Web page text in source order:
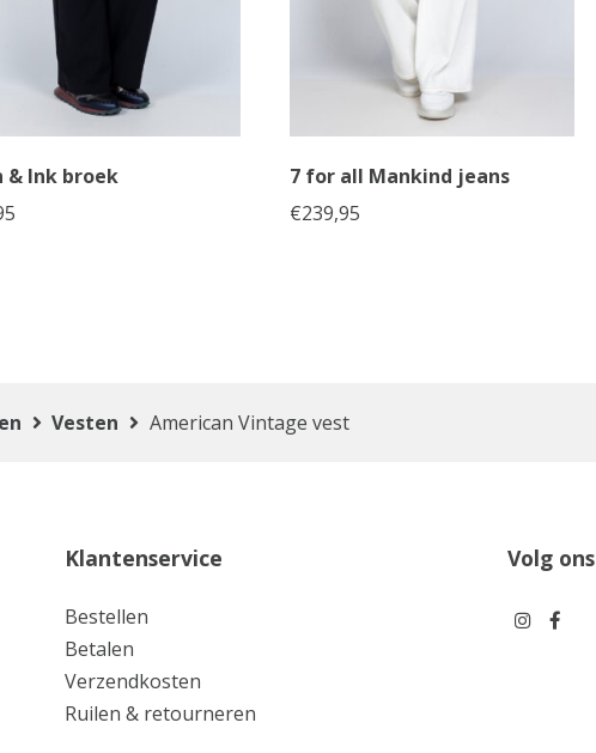
& Ink broek
7 for all Mankind jeans
€239,95
Vesten American Vintage vest
Klantenservice
Bestellen
Betalen
Verzendkosten
Ruilen & retourneren
Volg ons